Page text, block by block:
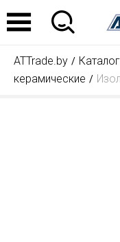
ATTrade.by Каталог
керамические